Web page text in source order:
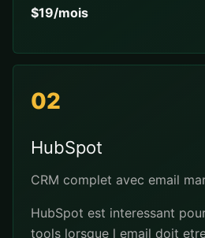
$19/mois
02
HubSpot
CRM complet avec email
HubSpot est interessant
tools lorsque l email doit